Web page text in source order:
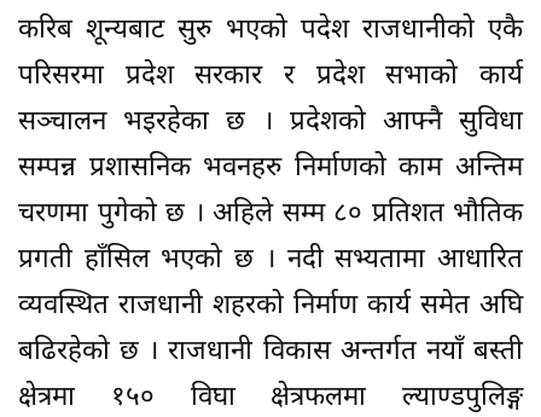
करिब शून्यबाट सुरु भएको पदेश राजधानीको एकै
परिसरमा प्रदेश सरकार र प्रदेश सभाको कार्य
सञ्चालन भइरहेका छ । प्रदेशको आफ्नै सुविधा
सम्पन्न प्रशासनिक भवनहरु निर्माणको काम अन्तिम
चरणमा पुगेको छ । अहिले सम्म ८० प्रतिशत भौतिक
प्रगती हाँसिल भएको छ । नदी सभ्यतामा आधारित
व्यवस्थित राजधानी शहरको निर्माण कार्य समेत अघि
बढिरहेको छ । राजधानी विकास अन्तर्गत नयाँ बस्ती
क्षेत्रमा १५० विघा क्षेत्रफलमा ल्याण्डपुलिङ्ग